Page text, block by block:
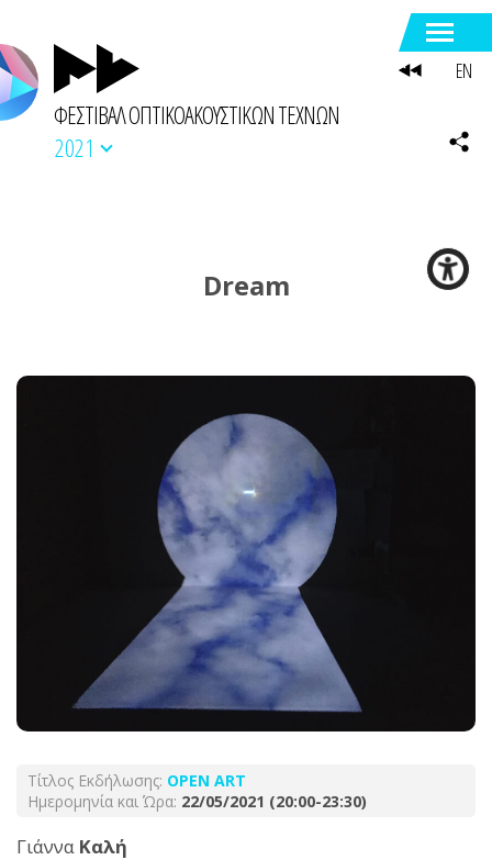
ΦΕΣΤΙΒΑΛ ΟΠΤΙΚΟΑΚΟΥΣΤΙΚΩΝ ΤΕΧΝΩΝ
2021
Dream
Τίτλος Εκδήλωσης: OPEN ART
Ημερομηνία και Ώρα: 22/05/2021 (20:00-23:30)
Γιάννα Καλή
EN